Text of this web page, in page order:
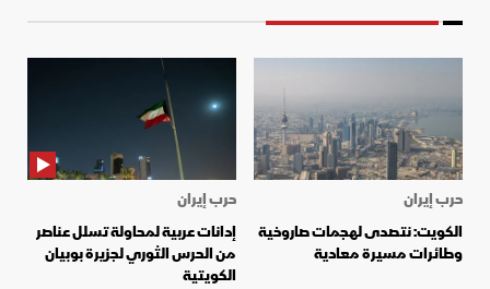
حرب إيران
الكويت: نتصدى لهجمات صاروخية
وطائرات مسيرة معادية
حرب إيران
إدانات عربية لمحاولة تسلل عناصر
من الحرس الثوري لجزيرة بوبيان
الكويتية